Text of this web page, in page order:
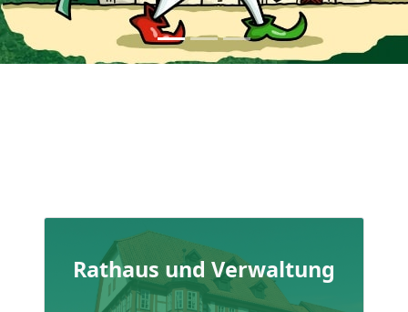
Rathaus und Verwaltung